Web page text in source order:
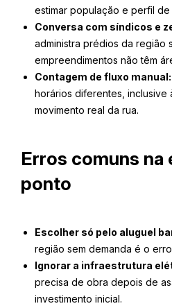
estimar população e perfil
Conversa com síndicos e
administra prédios da região
empreendimentos não têm
Contagem de fluxo manual:
horários diferentes, inclusive
movimento real da rua.
Erros comuns na
ponto
Escolher só pelo aluguel
região sem demanda é o
Ignorar a infraestrutura
precisa de obra depois de
investimento inicial.